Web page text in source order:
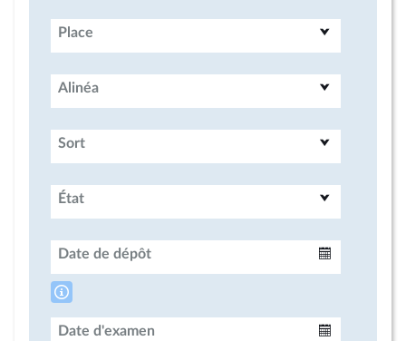
Place
Alinéa
Sort
État
Date de dépôt
Date d'examen